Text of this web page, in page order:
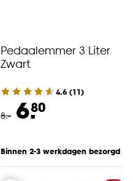
Pedaalemmer 3 Liter
Zwart
4.6 (11)
8.- 6.80
Binnen 2-3 werkdagen bezorgd